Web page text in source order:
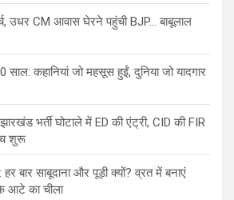
उधर CM आवास घेरने पहुंची BJP… बाबूलाल
कहानियां जो महसूस हुईं, दुनिया जो यादगार
भर्ती घोटाले में ED की एंट्री, CID की FIR
शुरू
बार साबूदाना और पूड़ी क्यों? व्रत में बनाएं
आटे का चीला